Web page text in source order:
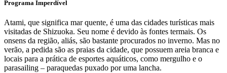
Programa Imperdível
Atami, que significa mar quente, é uma das cidades turísticas mais
visitadas de Shizuoka. Seu nome é devido às fontes termais. Os
onsens da região, aliás, são bastante procurados no inverno. Mas no
verão, a pedida são as praias da cidade, que possuem areia branca e
locais para a prática de esportes aquáticos, como mergulho e o
parasailing – paraquedas puxado por uma lancha.